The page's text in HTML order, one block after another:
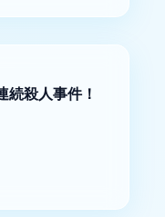
殺人事件！